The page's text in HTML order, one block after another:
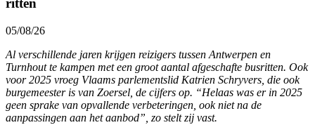
ritten
05/08/26
Al verschillende jaren krijgen reizigers tussen Antwerpen en
Turnhout te kampen met een groot aantal afgeschafte busritten. Ook
voor 2025 vroeg Vlaams parlementslid Katrien Schryvers, die ook
burgemeester is van Zoersel, de cijfers op. “Helaas was er in 2025
geen sprake van opvallende verbeteringen, ook niet na de
aanpassingen aan het aanbod”, zo stelt zij vast.